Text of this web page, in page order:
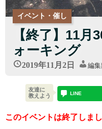
イベント・催し
【終了】11月
ォーキング
2019年11月2日 編
このイベントは終了しまし
友達に
教えよう
LINE